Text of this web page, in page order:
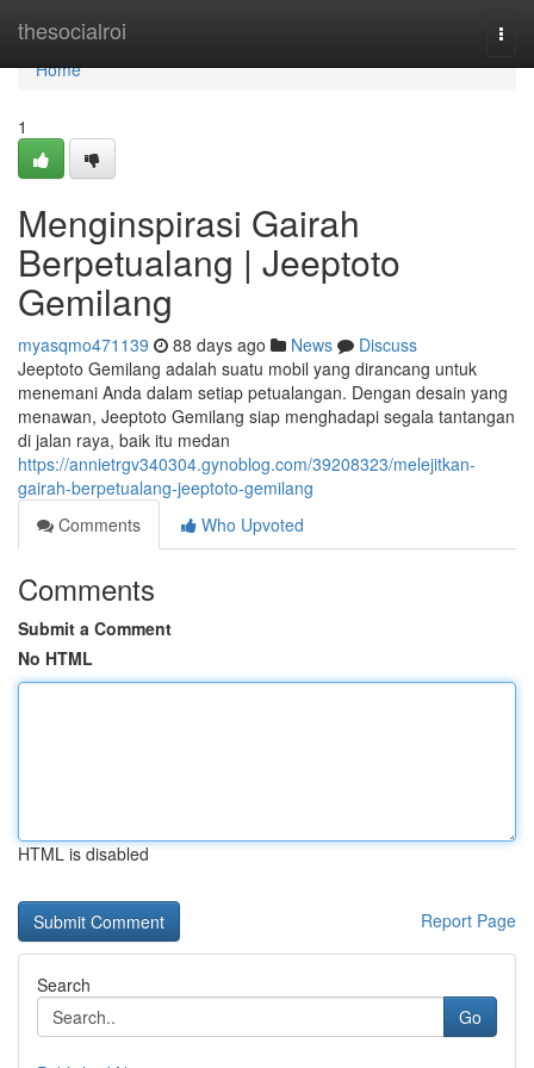
thesocialroi
Home
Home
1
Menginspirasi Gairah
Berpetualang | Jeeptoto
Gemilang
myasqmo471139 88 days ago News
Discuss
Jeeptoto Gemilang adalah suatu mobil yang dirancang untuk
menemani Anda dalam setiap petualangan. Dengan desain yang
menawan, Jeeptoto Gemilang siap menghadapi segala tantangan
di jalan raya, baik itu medan
https://annietrgv340304.gynoblog.com/39208323/melejitkan-
gairah-berpetualang-jeeptoto-gemilang
Comments
Who Upvoted
Comments
Submit a Comment
No HTML
HTML is disabled
Report Page
Search
Go